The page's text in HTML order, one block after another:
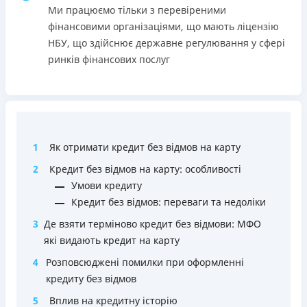
Вся інформація про кредит
ОТРИМАТИ ПОЗИКУ
застави та поручителів;
Процес повністю автоматизований і займає до 5
хвилин;
Видача коштів відбувається цілодобово по всій
Нема кредиту для юросіб (ФОП)
Немає цілодобової підтримки по телефону, в Viber,
Telegram, Facebook
Погашення
Оплата на розрахунковий рахунок
Онлайн (через сайт або інтернет-банкінг)
Через термінали Приватбанку
Через термінали самообслуговування
Ми працюємо тільки з перевіреними
фінансовими організаціями, що мають ліцензію
НБУ, що здійснює державне регулювання у сфері
ринків фінансових послуг
1
Як отримати кредит без відмов на карту
2
Кредит без відмов на карту: особливості
Умови кредиту
Кредит без відмов: переваги та недоліки
3 Де взяти терміново кредит без відмови: МФО
які видають кредит на карту
4
Розповсюджені помилки при оформленні
кредиту без відмов
5
Вплив на кредитну історію